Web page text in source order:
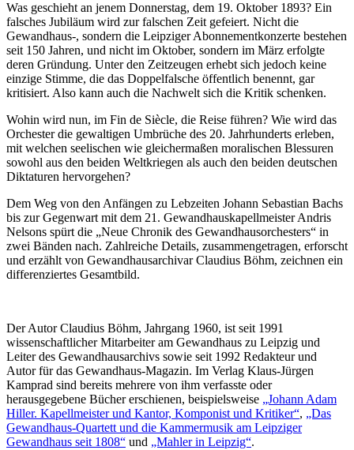
Was geschieht an jenem Donnerstag, dem 19. Oktober 1893? Ein
falsches Jubiläum wird zur falschen Zeit gefeiert. Nicht die
Gewandhaus-, sondern die Leipziger Abonnementkonzerte bestehen
seit 150 Jahren, und nicht im Oktober, sondern im März erfolgte
deren Gründung. Unter den Zeitzeugen erhebt sich jedoch keine
einzige Stimme, die das Doppelfalsche öffentlich benennt, gar
kritisiert. Also kann auch die Nachwelt sich die Kritik schenken.
Wohin wird nun, im Fin de Siècle, die Reise führen? Wie wird das
Orchester die gewaltigen Umbrüche des 20. Jahrhunderts erleben,
mit welchen seelischen wie gleichermaßen moralischen Blessuren
sowohl aus den beiden Weltkriegen als auch den beiden deutschen
Diktaturen hervorgehen?
Dem Weg von den Anfängen zu Lebzeiten Johann Sebastian Bachs
bis zur Gegenwart mit dem 21. Gewandhauskapellmeister Andris
Nelsons spürt die „Neue Chronik des Gewandhausorchesters“ in
zwei Bänden nach. Zahlreiche Details, zusammengetragen, erforscht
und erzählt von Gewandhausarchivar Claudius Böhm, zeichnen ein
differenziertes Gesamtbild.
Der Autor Claudius Böhm, Jahrgang 1960, ist seit 1991
wissenschaftlicher Mitarbeiter am Gewandhaus zu Leipzig und
Leiter des Gewandhausarchivs sowie seit 1992 Redakteur und
Autor für das Gewandhaus-Magazin. Im Verlag Klaus-Jürgen
Kamprad sind bereits mehrere von ihm verfasste oder
herausgegebene Bücher erschienen, beispielsweise „Johann Adam
Hiller. Kapellmeister und Kantor, Komponist und Kritiker“, „Das
Gewandhaus-Quartett und die Kammermusik am Leipziger
Gewandhaus seit 1808“ und „Mahler in Leipzig“.